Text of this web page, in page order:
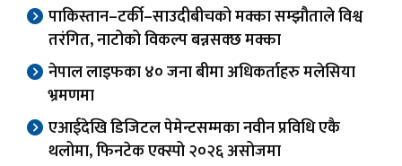
पाकिस्तान–टर्की–साउदीबीचको मक्का सम्झौताले विश्व
तरंगित, नाटोको विकल्प बन्नसक्छ मक्का
नेपाल लाइफका ४० जना बीमा अधिकर्ताहरु मलेसिया
भ्रमणमा
एआईदेखि डिजिटल पेमेन्टसम्मका नवीन प्रविधि एकै
थलोमा, फिनटेक एक्स्पो २०२६ असोजमा